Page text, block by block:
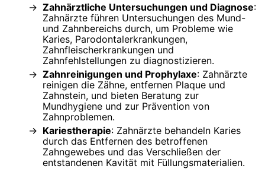
Zahnärztliche Untersuchungen und Diagnose:
Zahnärzte führen Untersuchungen des Mund-
und Zahnbereichs durch, um Probleme wie
Karies, Parodontalerkrankungen,
Zahnfleischerkrankungen und
Zahnfehlstellungen zu diagnostizieren.
Zahnreinigungen und Prophylaxe: Zahnärzte
reinigen die Zähne, entfernen Plaque und
Zahnstein, und bieten Beratung zur
Mundhygiene und zur Prävention von
Zahnproblemen.
Kariestherapie: Zahnärzte behandeln Karies
durch das Entfernen des betroffenen
Zahngewebes und das Verschließen der
entstandenen Kavität mit Füllungsmaterialien.